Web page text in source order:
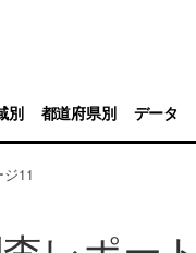
別 都道府県別 データ
11